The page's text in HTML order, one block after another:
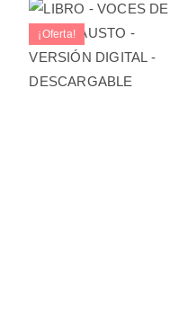
¡Oferta!